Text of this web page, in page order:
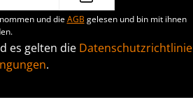
und dieAGB gelesen und bin mit ihnen
es gelten die Datenschutzrichtlinie
.